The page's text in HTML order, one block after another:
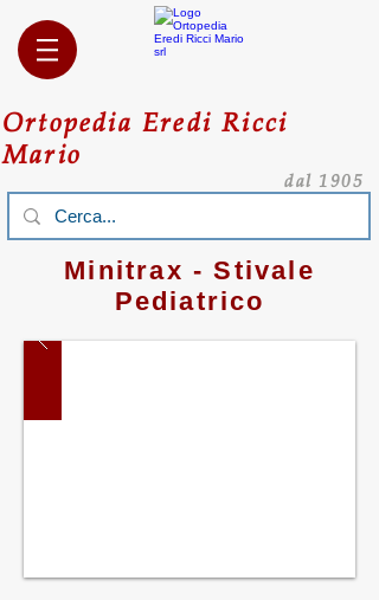
Ortopedia Eredi Ricci
Mario
dal 1905
Minitrax - Stivale
Pediatrico